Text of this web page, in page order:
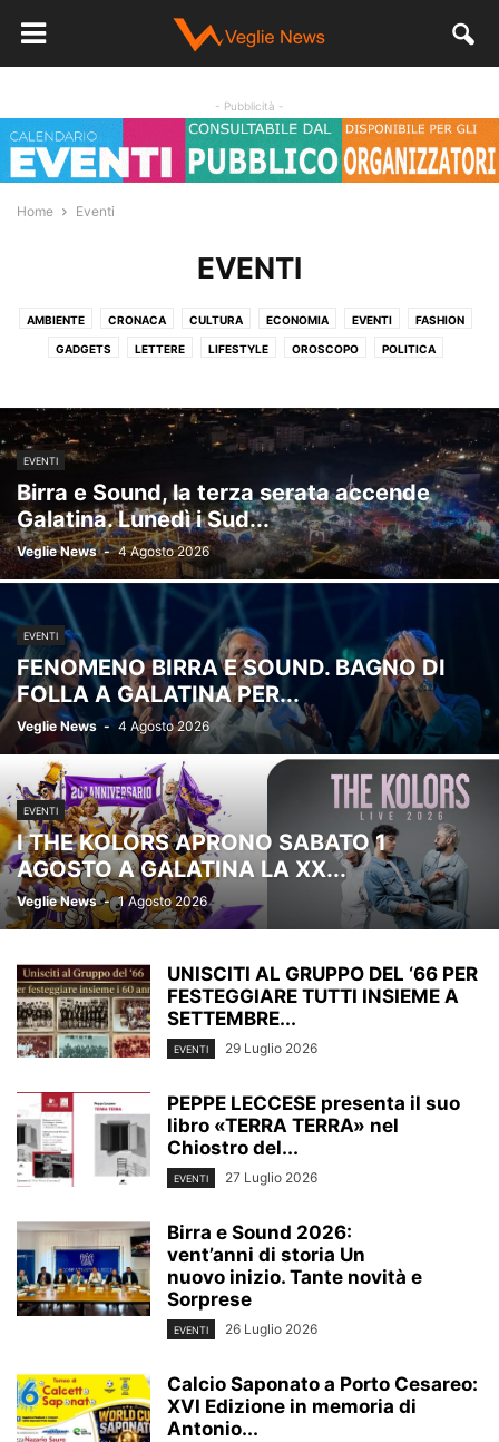
- Pubblicità -
Home Eventi
EVENTI
AMBIENTE CRONACA CULTURA ECONOMIA EVENTI FASHION
GADGETS LETTERE LIFESTYLE OROSCOPO POLITICA
EVENTI
Birra e Sound, la terza serata accende
Galatina. Lunedì i Sud...
Veglie News - 4 Agosto 2026
EVENTI
FENOMENO BIRRA E SOUND. BAGNO DI
FOLLA A GALATINA PER...
Veglie News - 4 Agosto 2026
EVENTI
I THE KOLORS APRONO SABATO 1
AGOSTO A GALATINA LA XX...
Veglie News - 1 Agosto 2026
UNISCITI AL GRUPPO DEL ‘66 PER
FESTEGGIARE TUTTI INSIEME A
SETTEMBRE...
EVENTI 29 Luglio 2026
PEPPE LECCESE presenta il suo
libro «TERRA TERRA» nel
Chiostro del...
EVENTI 27 Luglio 2026
Birra e Sound 2026:
vent’anni di storia Un
nuovo inizio. Tante novità e
Sorprese
EVENTI 26 Luglio 2026
Calcio Saponato a Porto Cesareo:
XVI Edizione in memoria di
Antonio...